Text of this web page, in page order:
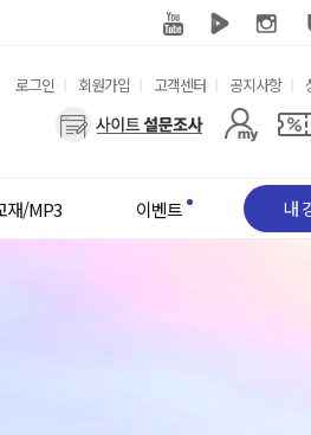
로그인 회원가입 고객센터 공지사항
사
용
뉴
재/MP3 이벤트 내